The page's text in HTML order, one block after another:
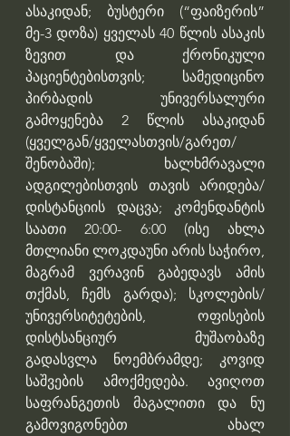
ასაკიდან; ბუსტერი (“ფაიზერის”
მე-3 დოზა) ყველას 40 წლის ასაკის
ზევით და ქრონიკული
პაციენტებისთვის; სამედიცინო
პირბადის უნივერსალური
გამოყენება 2 წლის ასაკიდან
(ყველგან/ყველასთვის/გარეთ/
შენობაში); ხალხმრავალი
ადგილებისთვის თავის არიდება/
დისტანციის დაცვა; კომენდანტის
საათი 20:00- 6:00 (ისე ახლა
მთლიანი ლოკდაუნი არის საჭირო,
მაგრამ ვერავინ გაბედავს ამის
თქმას, ჩემს გარდა); სკოლების/
უნივერსიტეტების, ოფისების
დისტსანციურ მუშაობაზე
გადასვლა ნოემბრამდე; კოვიდ
საშვების ამოქმედება. ავიღოთ
საფრანგეთის მაგალითი და ნუ
გამოვიგონებთ ახალ